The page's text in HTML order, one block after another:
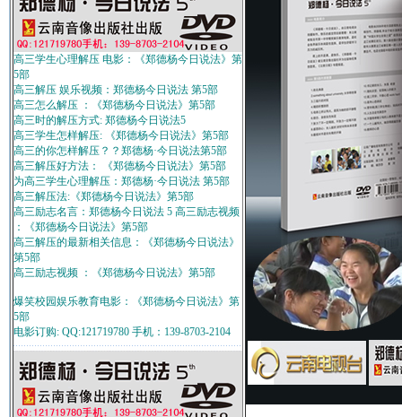
高三学生心理解压 电影：《郑德杨今日说法》第
5部
高三解压 娱乐视频：郑德杨今日说法 第5部
高三怎么解压 ：《郑德杨今日说法》第5部
高三时的解压方式: 郑德杨今日说法5
高三学生怎样解压: 《郑德杨今日说法》第5部
高三的你怎样解压？？郑德杨·今日说法第5部
高三解压好方法： 《郑德杨今日说法》第5部
为高三学生心理解压：郑德杨·今日说法 第5部
高三解压法:《郑德杨今日说法》第5部
高三励志名言：郑德杨今日说法 5 高三励志视频
：《郑德杨今日说法》第5部
高三解压的最新相关信息：《郑德杨今日说法》
第5部
高三励志视频 ：《郑德杨今日说法》第5部
爆笑校园娱乐教育电影：《郑德杨今日说法》第
5部
电影订购: QQ:121719780 手机：139-8703-2104